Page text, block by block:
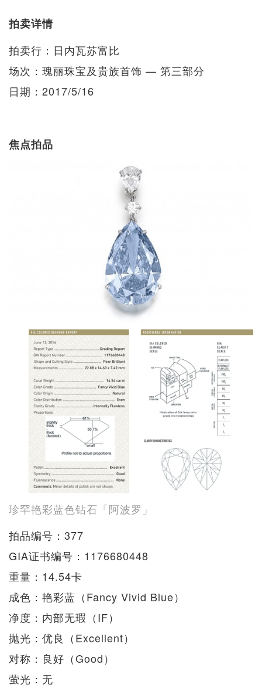
拍卖详情
拍卖行：日内瓦苏富比
场次：瑰丽珠宝及贵族首饰 — 第三部分
日期：2017/5/16
焦点拍品
珍罕艳彩蓝色钻石「阿波罗」
拍品编号：377
GIA证书编号：1176680448
重量：14.54卡
成色：艳彩蓝（Fancy Vivid Blue）
净度：内部无瑕（IF）
抛光：优良（Excellent）
对称：良好（Good）
萤光：无